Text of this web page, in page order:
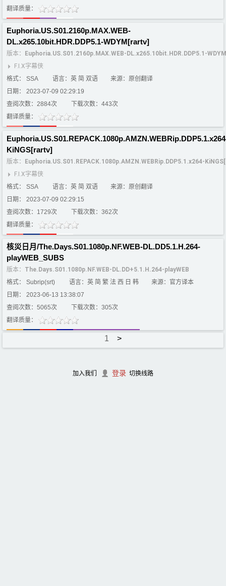
加入我们 登录 切换线路
翻译质量：
Euphoria.US.S01.2160p.MAX.WEB-
DL.x265.10bit.HDR.DDP5.1-WDYM[rartv]
版本：
Euphoria.US.S01.2160p.MAX.WEB-DL.x265.10bit.HDR.DDP5.1-
F.I.X字幕侠
格式： SSA
语言：英 简 双语
来源：原创翻译
日期： 2023-07-09 02:29:19
查阅次数：2884次
下载次数：443次
翻译质量：
KiNGS[rartv]
版本：
Euphoria.US.S01.REPACK.1080p.AMZN.WEBRip.DDP5.1.x264-
F.I.X字幕侠
格式： SSA
语言：英 简 双语
来源：原创翻译
日期： 2023-07-09 02:29:15
查阅次数：1729次
下载次数：362次
翻译质量：
核災日月/The.Days.S01.1080p.NF.WEB-DL.DD5.1.H.264-
playWEB_SUBS
版本： The.Days.S01.1080p.NF.WEB-DL.DD+5.1.H.264-playWEB
格式： Subrip(srt)
语言：英 简 繁 法 西 日 韩
来源：官方译本
日期： 2023-06-13 13:38:07
查阅次数：5065次
下载次数：305次
翻译质量：
1 >